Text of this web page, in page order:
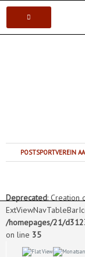
POSTSPORTVEREIN
Deprecated: Creation
/homepages/21/
on line 35